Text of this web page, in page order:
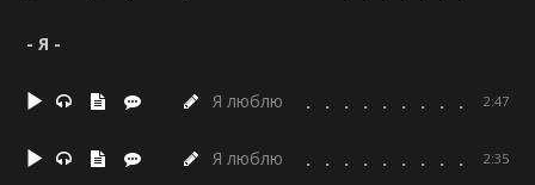
- Я -
Я люблю 2:47
Я люблю 2:35